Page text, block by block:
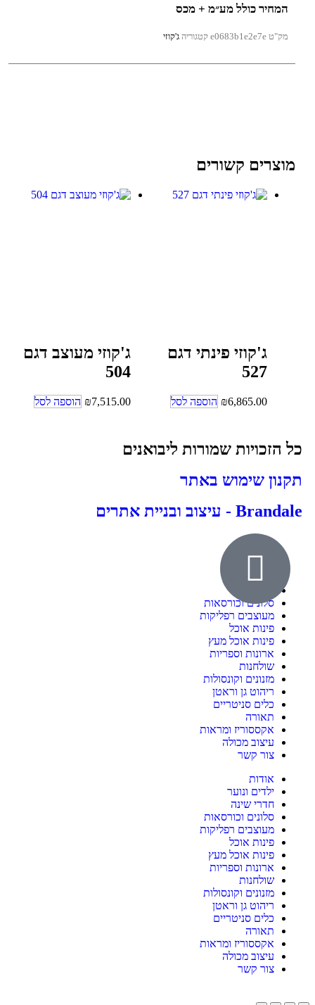
מוצרים קשורים
ג'קוזי פינתי דגם
527
₪6,865.00 הוספה לסל
ג'קוזי מעוצב דגם
504
₪7,515.00 הוספה לסל
המחיר כולל מע״מ + מכס
מק"טe0683b1e2e7e קטגוריה ג'קוזי
כל הזכויות שמורות ליבואנים
תקנון שימוש באתר
Brandale - עיצוב ובניית אתרים
ילדים ונוער
סלונים וכורסאות
מעוצבים רפליקות
פינות אוכל
פינות אוכל מעץ
ארונות וספריות
שולחנות
מזנונים וקונסולות
ריהוט גן וראטן
כלים סניטריים
תאורה
אקססוריז ומראות
עיצוב מכולה
צור קשר
אודות
ילדים ונוער
חדרי שינה
סלונים וכורסאות
מעוצבים רפליקות
פינות אוכל
פינות אוכל מעץ
ארונות וספריות
שולחנות
מזנונים וקונסולות
ריהוט גן וראטן
כלים סניטריים
תאורה
אקססוריז ומראות
עיצוב מכולה
צור קשר